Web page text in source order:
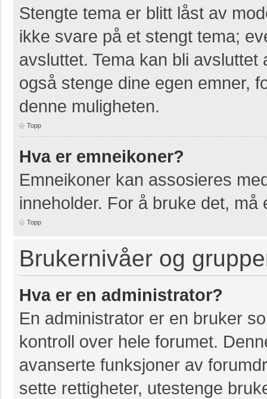
Stengte tema er blitt låst av
ikke svare på et stengt tema;
avsluttet. Tema kan bli
også stenge dine egen emner,
denne muligheten.
Topp
Hva er emneikoner?
Emneikoner kan assosieres
inneholder. For å bruke det,
Topp
Brukernivåer og
Hva er en administrator?
En administrator er en bruker
kontroll over hele forumet.
avanserte funksjoner av
sette rettigheter, utestenge